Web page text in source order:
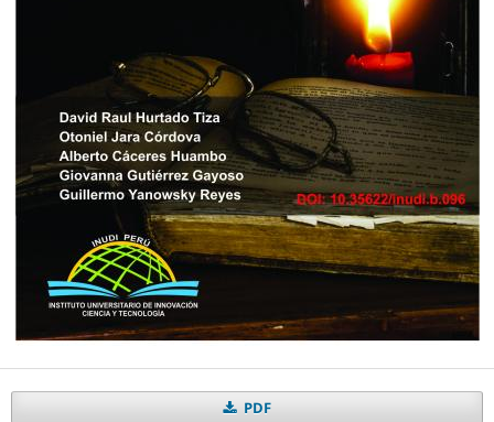
PDF